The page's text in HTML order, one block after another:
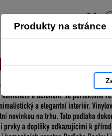
Produkty na stránce